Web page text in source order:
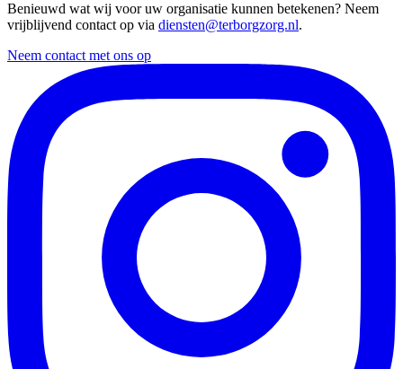
Benieuwd wat wij voor uw organisatie kunnen betekenen? Neem
vrijblijvend contact op via diensten@terborgzorg.nl.
Neem contact met ons op